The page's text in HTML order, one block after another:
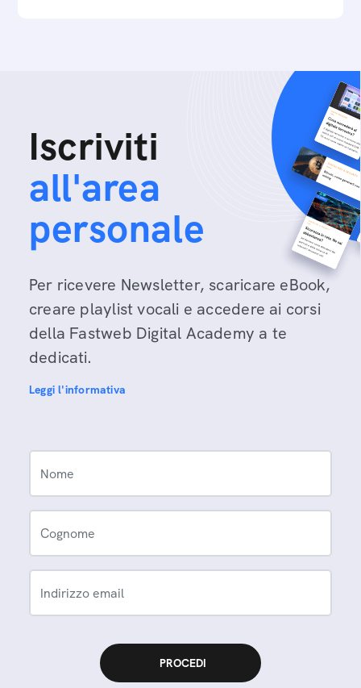
Iscriviti
all'area
personale
Per ricevere Newsletter, scaricare eBook,
creare playlist vocali e accedere ai corsi
della Fastweb Digital Academy a te
dedicati.
Leggi l'informativa
Nome
Cognome
Indirizzo email